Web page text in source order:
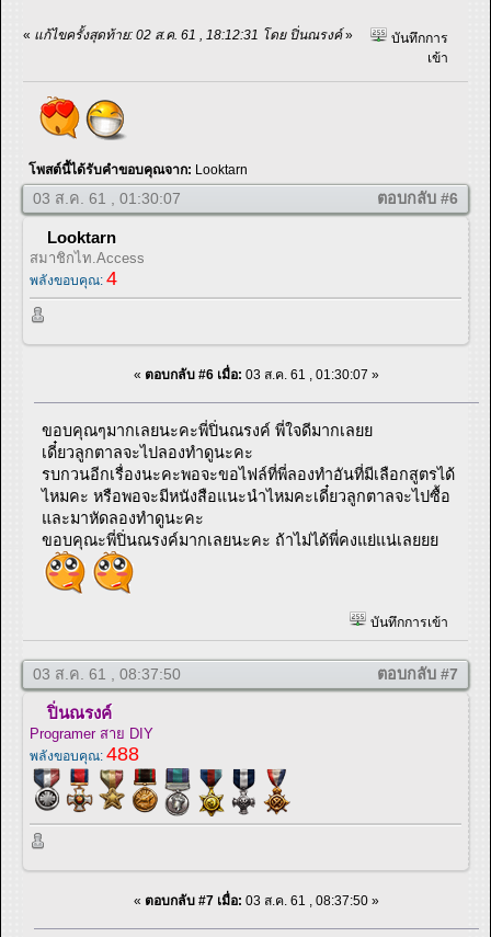
« แก้ไขครั้งสุดท้าย: 02 ส.ค. 61 , 18:12:31 โดย ปิ่นณรงค์»
บันทึกการ
เข้า
โพสต์นี้ได้รับคำขอบคุณจาก: Looktarn
03 ส.ค. 61 , 01:30:07 ตอบกลับ #6
Looktarn
สมาชิกไท.Access
พลังขอบคุณ: 4
« ตอบกลับ #6 เมื่อ: 03 ส.ค. 61 , 01:30:07 »
ขอบคุณๆมากเลยนะคะพี่ปิ่นณรงค์ พี่ใจดีมากเลยย
เดี๋ยวลูกตาลจะไปลองทำดูนะคะ
รบกวนอีกเรื่องนะคะพอจะขอไฟล์ที่พี่ลองทำอันที่มีเลือกสูตรได้
ไหมคะ หรือพอจะมีหนังสือแนะนำไหมคะเดี๋ยวลูกตาลจะไปซื้อ
และมาหัดลองทำดูนะคะ
ขอบคุณะพี่ปิ่นณรงค์มากเลยนะคะ ถ้าไม่ได้พี่คงแย่แน่เลยยย
บันทึกการเข้า
03 ส.ค. 61 , 08:37:50 ตอบกลับ #7
ปิ่นณรงค์
Programer สาย DIY
พลังขอบคุณ: 488
« ตอบกลับ #7 เมื่อ: 03 ส.ค. 61 , 08:37:50 »